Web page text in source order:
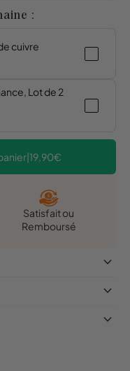
:
cuivre
Lot de 2
|19,90€
Satisfait ou
Remboursé
keyboard_arrow_down
keyboard_arrow_down
keyboard_arrow_down